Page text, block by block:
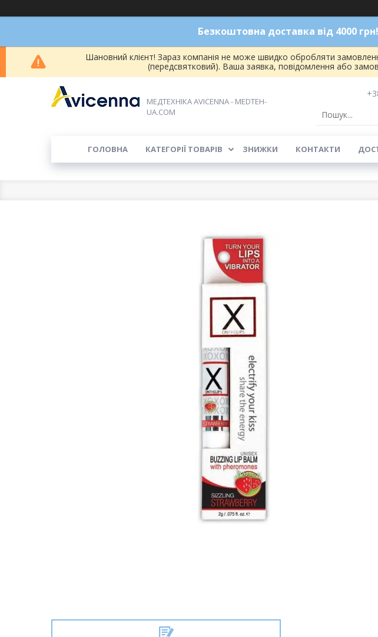
Безкоштовна доставка від 4000
Шановний клієнт! Зараз компанія не може швидко обробляти
(передсвятковий). Ваша заявка, повідомлення або
МЕДТЕХНІКА AVICENNA - MEDTEH-
UA.COM
ГОЛОВНА КАТЕГОРІЇ ТОВАРІВ ЗНИЖКИ КОНТАКТИ